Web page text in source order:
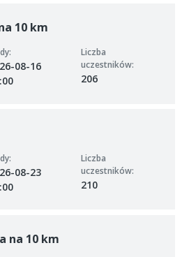
10 km
08-16
Liczba
uczestników:
206
08-23
Liczba
uczestników:
210
na 10 km